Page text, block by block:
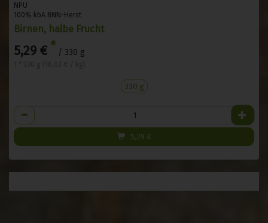
NPU
100% kbA BNN-Herst
Birnen, halbe Frucht
5,29 € * / 330 g
330 g
Anzahl
5,29 €